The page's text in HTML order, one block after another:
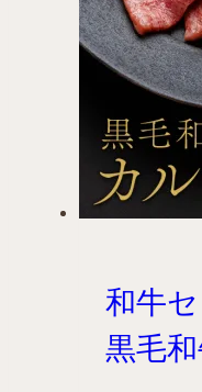
和牛
黒毛